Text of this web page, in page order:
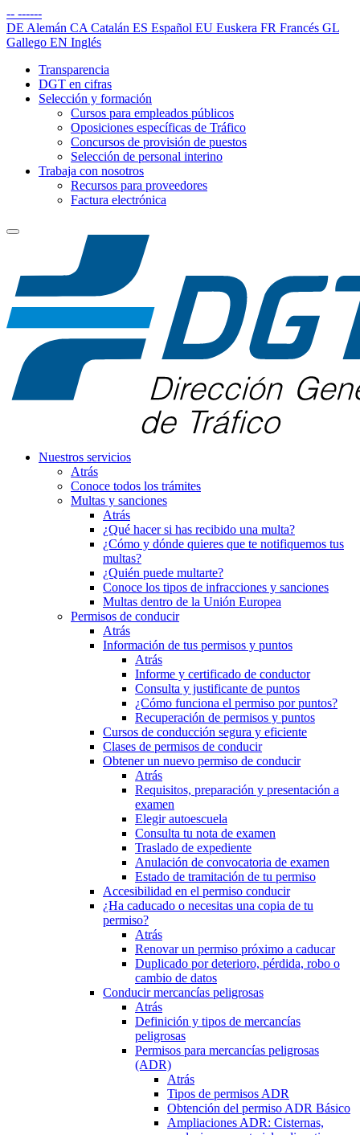
-- ------
DE Alemán CA Catalán ES Español EU Euskera FR Francés GL
Gallego EN Inglés
Transparencia
DGT en cifras
Selección y formación
Cursos para empleados públicos
Oposiciones específicas de Tráfico
Concursos de provisión de puestos
Selección de personal interino
Trabaja con nosotros
Recursos para proveedores
Factura electrónica
Nuestros servicios
Atrás
Conoce todos los trámites
Multas y sanciones
Atrás
¿Qué hacer si has recibido una multa?
¿Cómo y dónde quieres que te notifiquemos tus
multas?
¿Quién puede multarte?
Conoce los tipos de infracciones y sanciones
Multas dentro de la Unión Europea
Permisos de conducir
Atrás
Información de tus permisos y puntos
Atrás
Informe y certificado de conductor
Consulta y justificante de puntos
¿Cómo funciona el permiso por puntos?
Recuperación de permisos y puntos
Cursos de conducción segura y eficiente
Clases de permisos de conducir
Obtener un nuevo permiso de conducir
Atrás
Requisitos, preparación y presentación a
examen
Elegir autoescuela
Consulta tu nota de examen
Traslado de expediente
Anulación de convocatoria de examen
Estado de tramitación de tu permiso
Accesibilidad en el permiso conducir
¿Ha caducado o necesitas una copia de tu
permiso?
Atrás
Renovar un permiso próximo a caducar
Duplicado por deterioro, pérdida, robo o
cambio de datos
Conducir mercancías peligrosas
Atrás
Definición y tipos de mercancías
peligrosas
Permisos para mercancías peligrosas
(ADR)
Atrás
Tipos de permisos ADR
Obtención del permiso ADR Básico
Ampliaciones ADR: Cisternas,